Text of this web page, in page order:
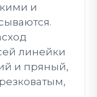
и
линейки
и пряный,